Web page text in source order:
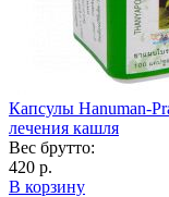
Капсулы Hanuman-
лечения кашля
Вес брутто:
420 р.
В корзину